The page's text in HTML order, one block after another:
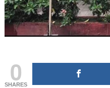
0
SHARES